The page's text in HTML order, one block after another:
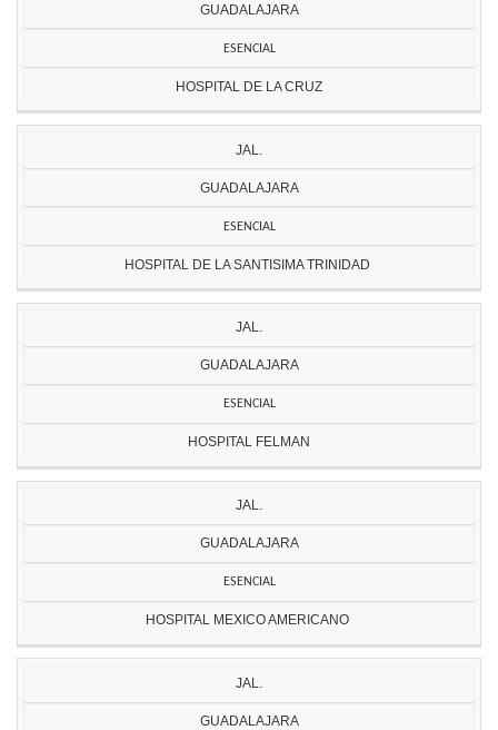
GUADALAJARA
ESENCIAL
HOSPITAL DE LA CRUZ
JAL.
GUADALAJARA
ESENCIAL
HOSPITAL DE LA SANTISIMA TRINIDAD
JAL.
GUADALAJARA
ESENCIAL
HOSPITAL FELMAN
JAL.
GUADALAJARA
ESENCIAL
HOSPITAL MEXICO AMERICANO
JAL.
GUADALAJARA